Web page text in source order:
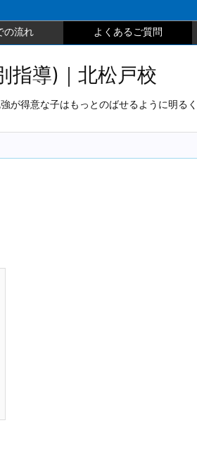
の流れ よくあるご質問
指導)｜北松戸校
が得意な子はもっとのばせるように明る